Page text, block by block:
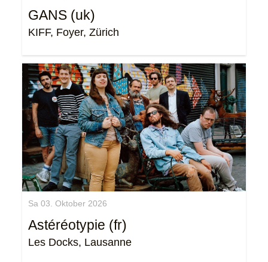
GANS (uk)
KIFF, Foyer, Zürich
Sa 03. Oktober 2026
Astéréotypie (fr)
Les Docks, Lausanne